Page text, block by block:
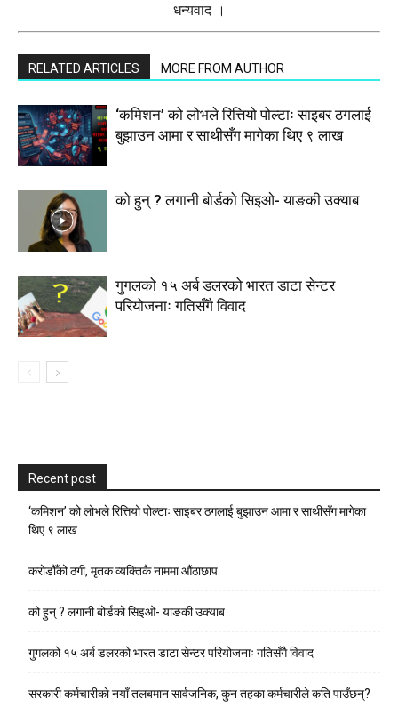
धन्यवाद ।
RELATED ARTICLES MORE FROM AUTHOR
‘कमिशन’ को लोभले रित्तियो पोल्टाः साइबर ठगलाई
बुझाउन आमा र साथीसँग मागेका थिए ९ लाख
को हुन् ? लगानी बोर्डको सिइओ- याङकी उक्याब
गुगलको १५ अर्ब डलरको भारत डाटा सेन्टर
परियोजनाः गतिसँगै विवाद
Recent post
‘कमिशन’ को लोभले रित्तियो पोल्टाः साइबर ठगलाई बुझाउन आमा र साथीसँग मागेका
थिए ९ लाख
करोडौँको ठगी, मृतक व्यक्तिकै नाममा औंठाछाप
को हुन् ? लगानी बोर्डको सिइओ- याङकी उक्याब
गुगलको १५ अर्ब डलरको भारत डाटा सेन्टर परियोजनाः गतिसँगै विवाद
सरकारी कर्मचारीकाे नयाँ तलबमान सार्वजनिक, कुन तहका कर्मचारीले कति पाउँछन्?